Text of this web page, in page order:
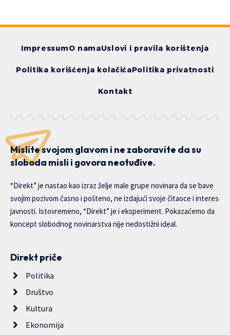
ImpressumO namaUslovi i pravila korištenja
Politika korišćenja kolačićaPolitika privatnosti
Kontakt
Mislite svojom glavom i ne zaboravite da su
sloboda misli i govora neotuđive.
“Direkt” je nastao kao izraz želje male grupe novinara da se bave
svojim pozivom časno i pošteno, ne izdajući svoje čitaoce i interes
javnosti. Istovremeno, “Direkt” je i eksperiment. Pokazaćemo da
koncept slobodnog novinarstva nije nedostižni ideal.
Direkt priče
Politika
Društvo
Kultura
Ekonomija